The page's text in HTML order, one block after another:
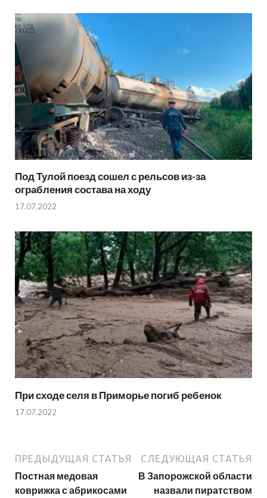
Под Тулой поезд сошел с рельсов из-за
ограбления состава на ходу
17.07.2022
При сходе селя в Приморье погиб ребенок
17.07.2022
ПРЕДЫДУЩАЯ СТАТЬЯ
Постная медовая
коврижка с абрикосами
СЛЕДУЮЩАЯ СТАТЬЯ
В Запорожской области
назвали пиратством